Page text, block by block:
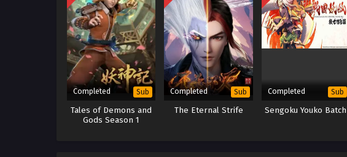
Completed Sub
Tales of Demons and
Gods Season 1
Completed Sub
The Eternal Strife
Completed Sub
Sengoku Youko Batch